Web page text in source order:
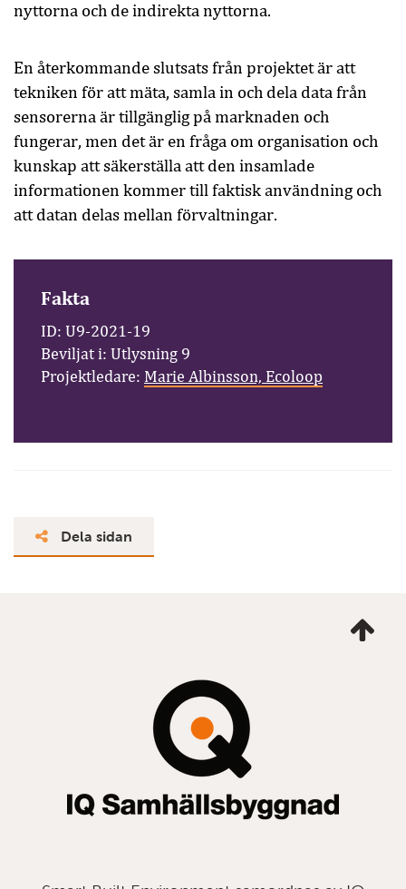
nyttorna och de indirekta nyttorna.
En återkommande slutsats från projektet är att
tekniken för att mäta, samla in och dela data från
sensorerna är tillgänglig på marknaden och
fungerar, men det är en fråga om organisation och
kunskap att säkerställa att den insamlade
informationen kommer till faktisk användning och
att datan delas mellan förvaltningar.
Fakta
ID: U9-2021-19
Beviljat i: Utlysning 9
Projektledare: Marie Albinsson, Ecoloop
Dela sidan
mig